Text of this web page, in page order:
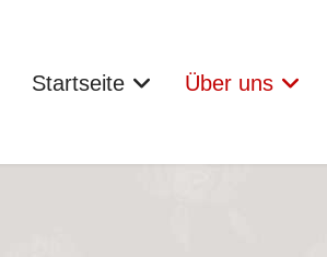
Startseite Über uns